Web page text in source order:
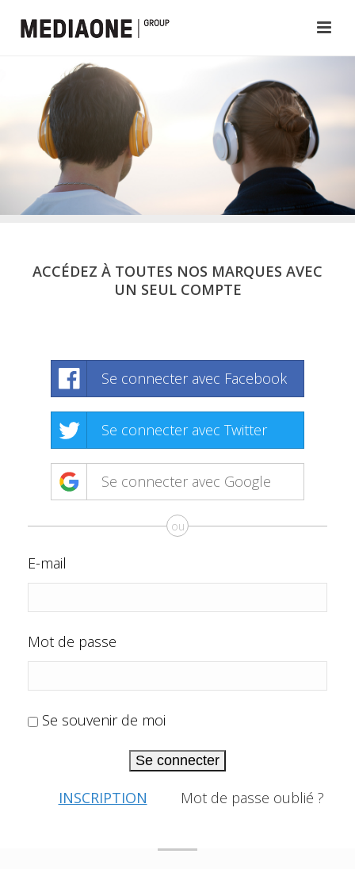
ACCÉDEZ À TOUTES NOS MARQUES AVEC
UN SEUL COMPTE
Se connecter avec Facebook
Se connecter avec Twitter
Se connecter avec Google
ou
E-mail
Mot de passe
Se souvenir de moi
Se connecter
INSCRIPTION Mot de passe oublié ?